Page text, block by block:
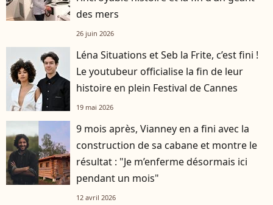
des mers
26 juin 2026
Léna Situations et Seb la Frite, c’est fini !
Le youtubeur officialise la fin de leur
histoire en plein Festival de Cannes
19 mai 2026
9 mois après, Vianney en a fini avec la
construction de sa cabane et montre le
résultat : "Je m’enferme désormais ici
pendant un mois"
12 avril 2026